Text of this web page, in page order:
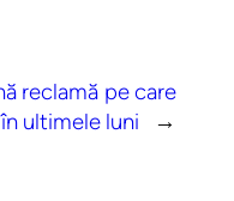
reclamă pe care
ultimele luni
→